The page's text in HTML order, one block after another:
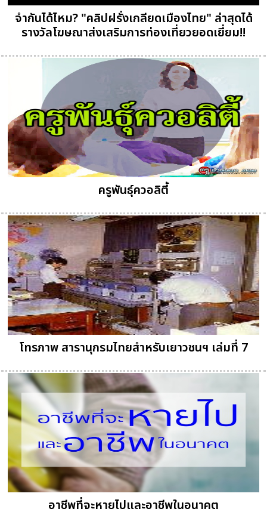
จำกันได้ไหม? "คลิปฝรั่งเกลียดเมืองไทย" ล่าสุดได้
รางวัลโฆษณาส่งเสริมการท่องเที่ยวยอดเยี่ยม!!
ครูพันธุ์ควอลิตี้
โทรภาพ สารานุกรมไทยสำหรับเยาวชนฯ เล่มที่ 7
อาชีพที่จะหายไปและอาชีพในอนาคต